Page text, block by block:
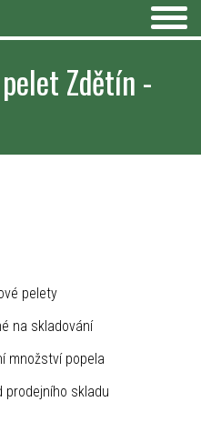
Zdětín -
pelety
na skladování
množství popela
prodejního skladu